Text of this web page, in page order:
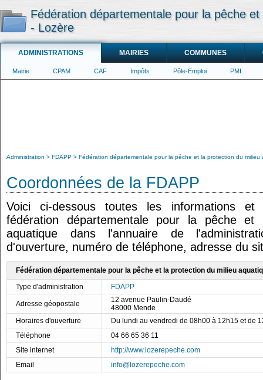
Fédération départementale pour la pêche
- Lozère
ADMINISTRATIONS MAIRIES COMMUNES
Mairie CPAM CAF Impôts Pôle-Emploi PMI
Administration FDAPP Fédération départementale pour la pêche et la protection du milieu
Coordonnées de la FDAPP
Voici ci-dessous toutes les informations et
fédération départementale pour la pêche
aquatique dans l'annuaire de
d'ouverture, numéro de téléphone, adresse du
Fédération départementale pour la pêche et la protection du milieu
Type d'administration
FDAPP
Adresse géopostale
12 avenue Paulin-Daudé
48000 Mende
Horaires d'ouverture
Du lundi au vendredi de 08h00 à 12h15 et de
Téléphone
04 66 65 36 11
Site internet
http://www.lozerepeche.com
Email
info@lozerepeche.com